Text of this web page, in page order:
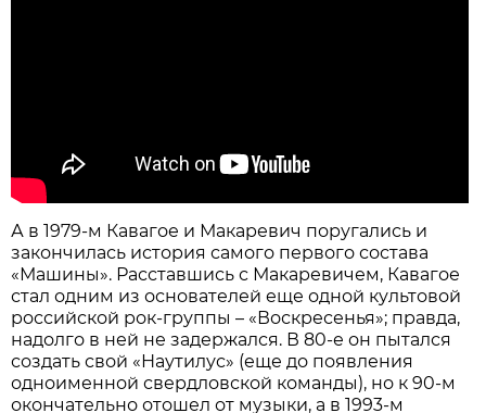
А в 1979-м Кавагое и Макаревич поругались и
закончилась история самого первого состава
«Машины». Расставшись с Макаревичем, Кавагое
стал одним из основателей еще одной культовой
российской рок-группы – «Воскресенья»; правда,
надолго в ней не задержался. В 80-е он пытался
создать свой «Наутилус» (еще до появления
одноименной свердловской команды), но к 90-м
окончательно отошел от музыки, а в 1993-м